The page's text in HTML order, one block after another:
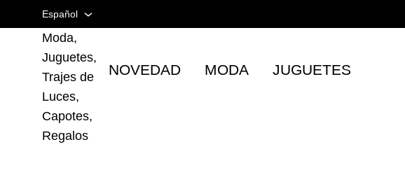
Español
Español
Inglés
Francés
Artículos
Taurinos
Taurina |
Moda,
Juguetes,
Trajes de
Luces,
Capotes,
Regalos
NOVEDAD MODA JUGUETES